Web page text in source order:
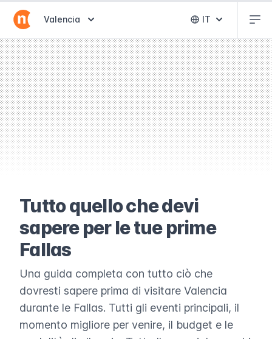
Abrir selector de destinos
Valencia Abrir selector
IT
Tutto quello che devi
sapere per le tue prime
Fallas
Una guida completa con tutto ciò che
dovresti sapere prima di visitare Valencia
durante le Fallas. Tutti gli eventi principali, il
momento migliore per venire, il budget e le